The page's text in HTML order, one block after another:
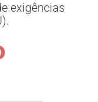
exigências